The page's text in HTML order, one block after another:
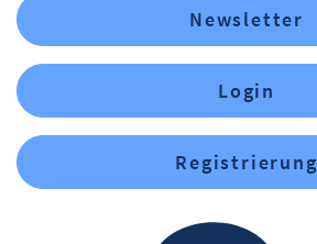
Newsletter
Login
Registrierung